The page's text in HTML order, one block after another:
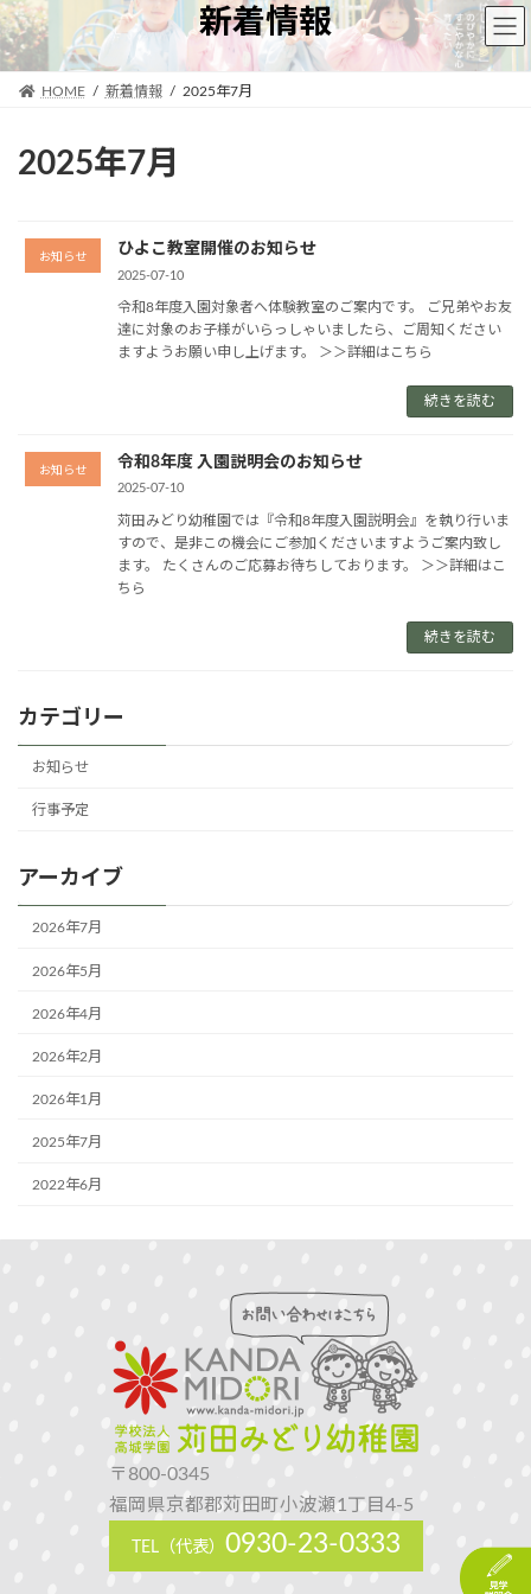
コ
ン
テ
ナ
ビ
ゲ
新着情報
HOME 新着情報 2025年7月
2025年7月
お知らせ ひよこ教室開催のお知らせ
2025-07-10
令和8年度入園対象者へ体験教室のご案内です。 ご兄弟やお友
達に対象のお子様がいらっしゃいましたら、ご周知ください
ますようお願い申し上げます。 ＞＞詳細はこちら
続きを読む
お知らせ 令和8年度 入園説明会のお知らせ
2025-07-10
苅田みどり幼稚園では『令和8年度入園説明会』を執り行いま
すので、是非この機会にご参加くださいますようご案内致し
ます。 たくさんのご応募お待ちしております。 ＞＞詳細はこ
ちら
続きを読む
カテゴリー
お知らせ
行事予定
アーカイブ
2026年7月
2026年5月
2026年4月
2026年2月
2026年1月
2025年7月
2022年6月
〒800-0345
福岡県京都郡苅田町小波瀬1丁目4-5
TEL（代表） 0930-23-0333